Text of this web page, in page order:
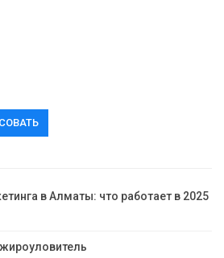
в Алматы: что работает в 2025